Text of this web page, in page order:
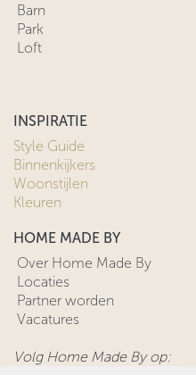
Barn
Park
Loft
INSPIRATIE
Style Guide
Binnenkijkers
Woonstijlen
Kleuren
HOME MADE BY
Over Home Made By
Locaties
Partner worden
Vacatures
Volg Home Made By op: